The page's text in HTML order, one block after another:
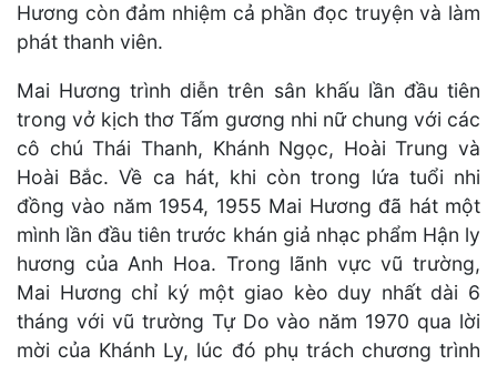
Hương còn đảm nhiệm cả phần đọc truyện và làm
phát thanh viên.
Mai Hương trình diễn trên sân khấu lần đầu tiên
trong vở kịch thơ Tấm gương nhi nữ chung với các
cô chú Thái Thanh, Khánh Ngọc, Hoài Trung và
Hoài Bắc. Về ca hát, khi còn trong lứa tuổi nhi
đồng vào năm 1954, 1955 Mai Hương đã hát một
mình lần đầu tiên trước khán giả nhạc phẩm Hận ly
hương của Anh Hoa. Trong lãnh vực vũ trường,
Mai Hương chỉ ký một giao kèo duy nhất dài 6
tháng với vũ trường Tự Do vào năm 1970 qua lời
mời của Khánh Ly, lúc đó phụ trách chương trình